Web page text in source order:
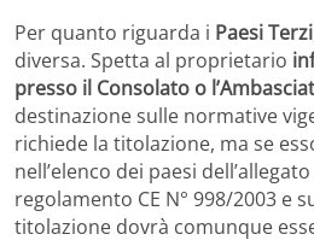
Per quanto riguarda i Paesi Terzi
diversa. Spetta al proprietario
presso il Consolato o
destinazione sulle normative
richiede la titolazione, ma se
nell’elenco dei paesi
regolamento CE N° 998/2003 e
titolazione dovrà comunque